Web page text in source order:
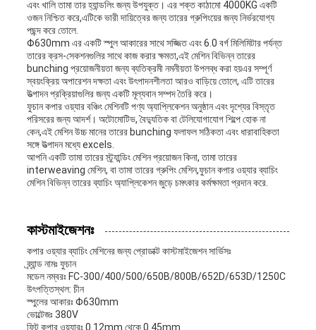
এবং খালি তামা তার হ্যান্ডলিং জন্য উপযুক্ত। এর শক্ত কাঠামো 4000KG একটি
ওজন নিশ্চিত করে,এটিকে ভারী দায়িত্বের জন্য তারের গ্রুপিংয়ের জন্য নির্ভরযোগ্য
পছন্দ করে তোলে.
Φ630mm এর একটি স্পুল আকারের সাথে সজ্জিত এবং 6.0 বর্গ মিলিমিটার পর্যন্ত
তারের ক্রস-সেকশনগুলির সাথে কাজ করার ক্ষমতা,এই মেশিন বিভিন্ন তারের
bunching প্রয়োজনীয়তা জন্য ব্যতিক্রমী নমনীয়তা উপলব্ধ করা হয়এর সম্পূর্ণ
স্বয়ংক্রিয় অপারেশন দক্ষতা এবং উৎপাদনশীলতা আরও বাড়িয়ে তোলে, এটি তারের
উত্পাদন প্রক্রিয়াগুলির জন্য একটি মূল্যবান সম্পদ তৈরি করে।
ফুচান কপার ওয়্যার বঞ্চিং মেশিনটি পণ্য অ্যাপ্লিকেশন অনুষ্ঠান এবং দৃশ্যের বিস্তৃত
পরিসরের জন্য আদর্শ। অটোমোটিভ, বৈদ্যুতিক বা টেলিযোগাযোগ শিল্পে হোক না
কেন,এই মেশিন উচ্চ মানের তারের bunching ফলাফল সঠিকতা এবং ধারাবাহিকতা
সঙ্গে উত্পাদন মধ্যে excels.
আপনি একটি তামা তারের স্ট্র্যান্ডিং মেশিন প্রয়োজন কিনা, তামা তারের
interweaving মেশিন, বা তামা তারের গ্রুপিং মেশিন,ফুচান কপার ওয়্যার ব্যাচিং
মেশিন বিভিন্ন তারের ব্যাচিং অ্যাপ্লিকেশন জুড়ে চমৎকার কর্মক্ষমতা প্রদান করে.
কাস্টমাইজেশনঃ
কপার ওয়্যার ব্যাচিং মেশিনের জন্য প্রোডাক্ট কাস্টমাইজেশন সার্ভিসঃ
ব্র্যান্ড নামঃ ফুচান
মডেল নম্বরঃ FC-300/400/500/650B/800B/652D/653D/1250C
উৎপত্তিস্থল: চীন
স্পুলের আকারঃ Φ630mm
ভোল্টেজঃ 380V
ফিট কপার ওয়্যারঃ 0.12mm থেকে 0.45mm